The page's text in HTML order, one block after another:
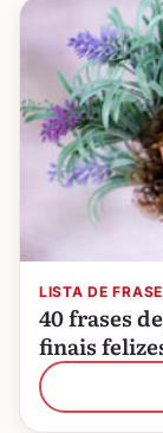
LISTA DE
40 frases
finais